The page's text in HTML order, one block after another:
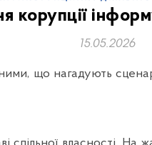
корупції
15.05.2026
що нагадують